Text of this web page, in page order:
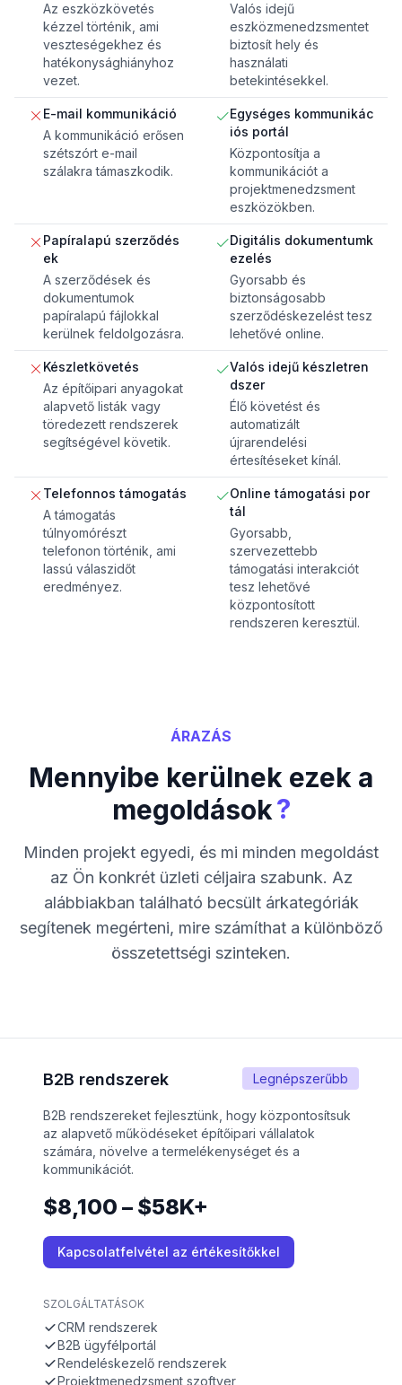
Az eszközkövetés
kézzel történik, ami
veszteségekhez és
hatékonysághiányhoz
vezet.
Valós idejű
eszközmenedzsmentet
biztosít hely és
használati
betekintésekkel.
E-mail kommunikáció
A kommunikáció erősen
szétszórt e-mail
szálakra támaszkodik.
Egységes kommunikác
iós portál
Központosítja a
kommunikációt a
projektmenedzsment
eszközökben.
Papíralapú szerződés
ek
A szerződések és
dokumentumok
papíralapú fájlokkal
kerülnek feldolgozásra.
Digitális dokumentumk
ezelés
Gyorsabb és
biztonságosabb
szerződéskezelést tesz
lehetővé online.
Készletkövetés
Az építőipari anyagokat
alapvető listák vagy
töredezett rendszerek
segítségével követik.
Valós idejű készletren
dszer
Élő követést és
automatizált
újrarendelési
értesítéseket kínál.
Telefonnos támogatás
A támogatás
túlnyomórészt
telefonon történik, ami
lassú válaszidőt
eredményez.
Online támogatási por
tál
Gyorsabb,
szervezettebb
támogatási interakciót
tesz lehetővé
központosított
rendszeren keresztül.
ÁRAZÁS
Mennyibe kerülnek ezek a
megoldások?
Minden projekt egyedi, és mi minden megoldást
az Ön konkrét üzleti céljaira szabunk. Az
alábbiakban található becsült árkategóriák
segítenek megérteni, mire számíthat a különböző
összetettségi szinteken.
Legnépszerűbb
B2B rendszerek
B2B rendszereket fejlesztünk, hogy központosítsuk
az alapvető működéseket építőipari vállalatok
számára, növelve a termelékenységet és a
kommunikációt.
$8,100 – $58K+
Kapcsolatfelvétel az értékesítőkkel
SZOLGÁLTATÁSOK
CRM rendszerek
B2B ügyfélportál
Rendeléskezelő rendszerek
Projektmenedzsment szoftver